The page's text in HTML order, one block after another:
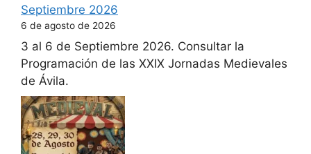
Septiembre 2026
6 de agosto de 2026
3 al 6 de Septiembre 2026. Consultar la
Programación de las XXIX Jornadas Medievales
de Ávila.